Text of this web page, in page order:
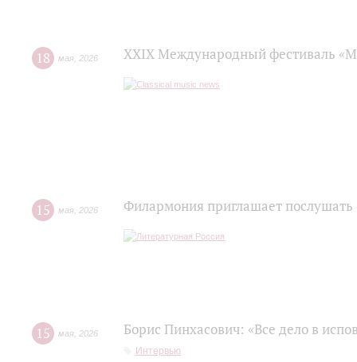
18 мая 2026 XXIX Международный фестиваль
15 мая 2026 Филармония приглашает послушать
15 мая 2026 Борис Пинхасович: «Все дело в
Интервью